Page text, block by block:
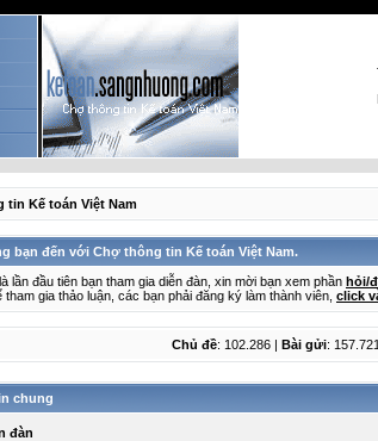
tin Kế toán Việt Nam
bạn đến với Chợ thông tin Kế toán Việt Nam.
lần đầu tiên bạn tham gia diễn đàn, xin mời bạn xem phần hỏi/
gia thảo luận, các bạn phải đăng ký làm thành viên, click
Chủ đề: 102.286 | Bài gửi:
chung
đàn